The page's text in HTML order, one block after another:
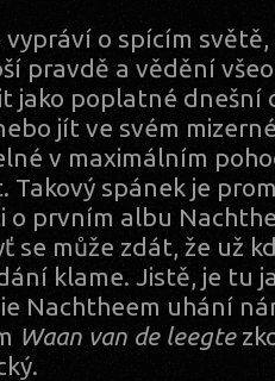
vypráví o spícím
pravdě a vědění
jako poplatné dnešní
jít ve svém
v maximálním
Takový spánek je
o prvním albu
se může zdát, že už
klame. Jistě, je tu
Nachtheem uhání
Waan van de leegte